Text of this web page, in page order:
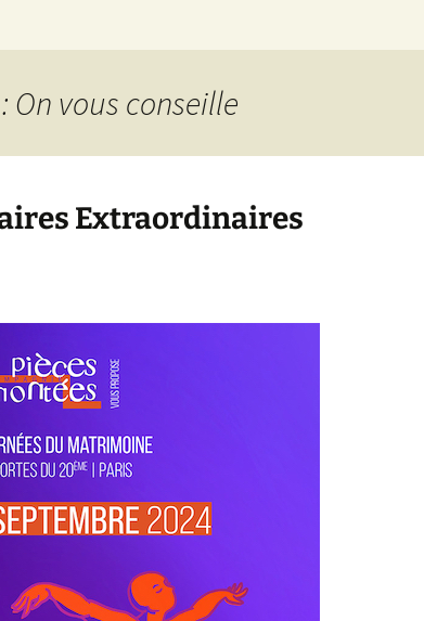
On vous conseille
Extraordinaires